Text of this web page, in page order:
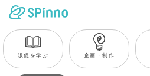
販促を学ぶ 企画・制作